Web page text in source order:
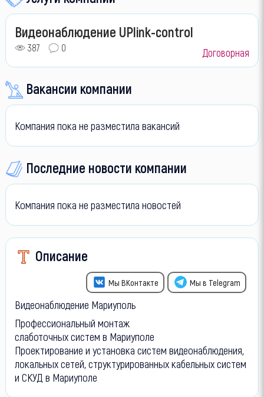
Видеонаблюдение UPlink-control
387 0 Договорная
Вакансии компании
Компания пока не разместила вакансий
Последние новости компании
Компания пока не разместила новостей
Описание
Мы ВКонтакте Мы в Telegram
Видеонаблюдение Мариуполь
Профессиональный монтаж
слаботочных систем в Мариуполе
Проектирование и установка систем видеонаблюдения,
локальных сетей, структурированных кабельных систем
и СКУД в Мариуполе